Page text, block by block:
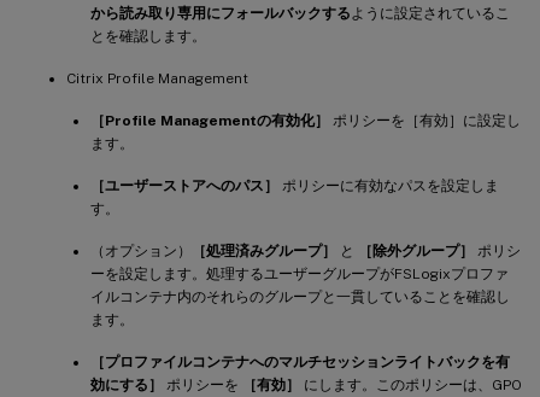
から読み取り専用にフォールバックする ように設定されているこ
とを確認します。
Citrix Profile Management
［Profile Managementの有効化］
ポリシーを［有効］に設定し
ます。
［ユーザーストアへのパス］
ポリシーに有効なパスを設定しま
す。
（オプション） ［処理済みグループ］ と ［除外グループ］
ポリシ
ーを設定します。処理するユーザーグループがFSLogixプロファ
イルコンテナ内のそれらのグループと一貫していることを確認し
ます。
［プロファイルコンテナへのマルチセッションライトバックを有
効にする］
ポリシーを ［有効］
にします。このポリシーは、GPO